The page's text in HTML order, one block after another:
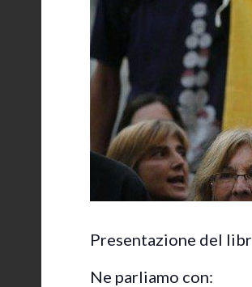
Presentazione del
Ne parliamo con: